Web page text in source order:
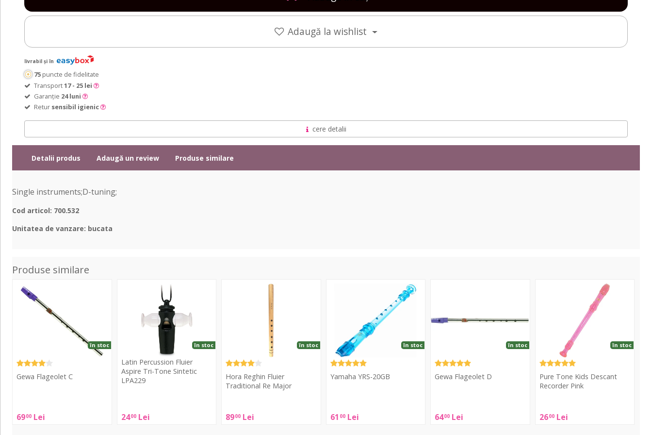
Adaugă la wishlist
livrabil și în
75 puncte de fidelitate
Transport17 - 25 lei
Garanție 24 luni
Retur sensibil igienic
cere detalii
Detalii produs Adaugă un review Produse similare
Single instruments;D-tuning;
Cod articol: 700.532
Unitatea de vanzare: bucata
Produse similare
Flageolet
Gewa Flageolet C
6900 Lei
în stoc
Sintetic
Latin Percussion Fluier
Aspire Tri-Tone Sintetic
LPA229
2400 Lei
în stoc
Percussion
Hora Reghin Fluier
Traditional Re Major
8900 Lei
în stoc
Reghin
Yamaha YRS-20GB
61 00 Lei
în stoc
20GB
Gewa Flageolet D
6400 Lei
în stoc
D
Pure Tone Kids Descant
Recorder Pink
2600 Lei
în stoc
Tone